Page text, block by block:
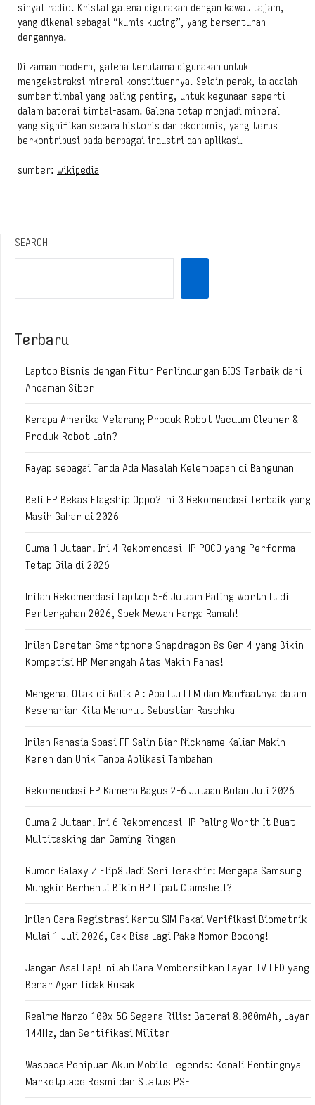
sinyal radio. Kristal galena digunakan dengan kawat tajam,
yang dikenal sebagai “kumis kucing”, yang bersentuhan
dengannya.
Di zaman modern, galena terutama digunakan untuk
mengekstraksi mineral konstituennya. Selain perak, ia adalah
sumber timbal yang paling penting, untuk kegunaan seperti
dalam baterai timbal-asam. Galena tetap menjadi mineral
yang signifikan secara historis dan ekonomis, yang terus
berkontribusi pada berbagai industri dan aplikasi.
sumber: wikipedia
SEARCH
Terbaru
Laptop Bisnis dengan Fitur Perlindungan BIOS Terbaik dari
Ancaman Siber
Kenapa Amerika Melarang Produk Robot Vacuum Cleaner &
Produk Robot Lain?
Rayap sebagai Tanda Ada Masalah Kelembapan di Bangunan
Beli HP Bekas Flagship Oppo? Ini 3 Rekomendasi Terbaik yang
Masih Gahar di 2026
Cuma 1 Jutaan! Ini 4 Rekomendasi HP POCO yang Performa
Tetap Gila di 2026
Inilah Rekomendasi Laptop 5-6 Jutaan Paling Worth It di
Pertengahan 2026, Spek Mewah Harga Ramah!
Inilah Deretan Smartphone Snapdragon 8s Gen 4 yang Bikin
Kompetisi HP Menengah Atas Makin Panas!
Mengenal Otak di Balik AI: Apa Itu LLM dan Manfaatnya dalam
Keseharian Kita Menurut Sebastian Raschka
Inilah Rahasia Spasi FF Salin Biar Nickname Kalian Makin
Keren dan Unik Tanpa Aplikasi Tambahan
Rekomendasi HP Kamera Bagus 2-6 Jutaan Bulan Juli 2026
Cuma 2 Jutaan! Ini 6 Rekomendasi HP Paling Worth It Buat
Multitasking dan Gaming Ringan
Rumor Galaxy Z Flip8 Jadi Seri Terakhir: Mengapa Samsung
Mungkin Berhenti Bikin HP Lipat Clamshell?
Inilah Cara Registrasi Kartu SIM Pakai Verifikasi Biometrik
Mulai 1 Juli 2026, Gak Bisa Lagi Pake Nomor Bodong!
Jangan Asal Lap! Inilah Cara Membersihkan Layar TV LED yang
Benar Agar Tidak Rusak
Realme Narzo 100x 5G Segera Rilis: Baterai 8.000mAh, Layar
144Hz, dan Sertifikasi Militer
Waspada Penipuan Akun Mobile Legends: Kenali Pentingnya
Marketplace Resmi dan Status PSE